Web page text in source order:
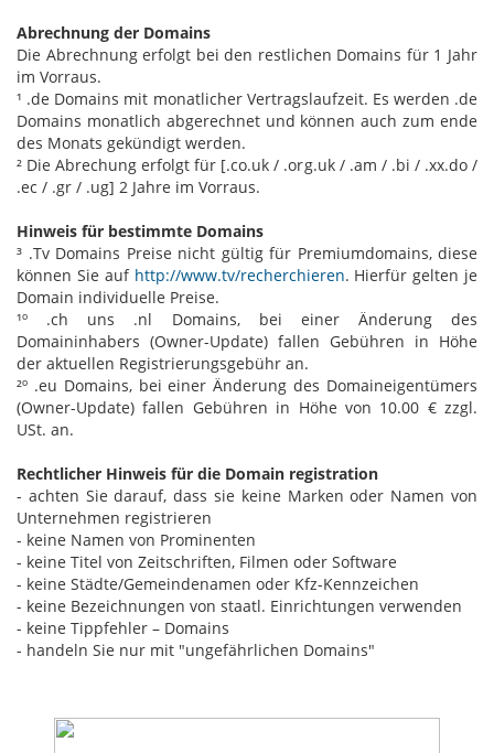
Abrechnung der Domains
Die Abrechnung erfolgt bei den restlichen Domains für 1 Jahr
im Vorraus.
¹ .de Domains mit monatlicher Vertragslaufzeit. Es werden .de
Domains monatlich abgerechnet und können auch zum ende
des Monats gekündigt werden.
² Die Abrechung erfolgt für [.co.uk / .org.uk / .am / .bi / .xx.do /
.ec / .gr / .ug] 2 Jahre im Vorraus.
Hinweis für bestimmte Domains
³ .Tv Domains Preise nicht gültig für Premiumdomains, diese
können Sie auf http://www.tv/recherchieren. Hierfür gelten je
Domain individuelle Preise.
¹º .ch uns .nl Domains, bei einer Änderung des
Domaininhabers (Owner-Update) fallen Gebühren in Höhe
der aktuellen Registrierungsgebühr an.
²º .eu Domains, bei einer Änderung des Domaineigentümers
(Owner-Update) fallen Gebühren in Höhe von 10.00 € zzgl.
USt. an.
Rechtlicher Hinweis für die Domain registration
- achten Sie darauf, dass sie keine Marken oder Namen von
Unternehmen registrieren
- keine Namen von Prominenten
- keine Titel von Zeitschriften, Filmen oder Software
- keine Städte/Gemeindenamen oder Kfz-Kennzeichen
- keine Bezeichnungen von staatl. Einrichtungen verwenden
- keine Tippfehler – Domains
- handeln Sie nur mit "ungefährlichen Domains"